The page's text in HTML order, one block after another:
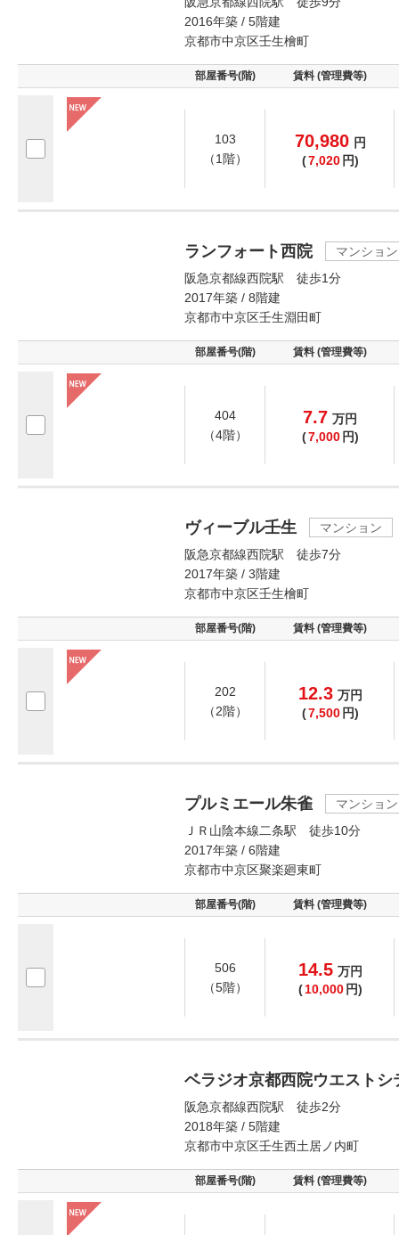
2016年築 / 5階建
京都市中京区壬生檜町
部屋番号(階) 賃料 (管理費等)
103
（1階）
70,980 円
(7,020 円)
ランフォート西院
マンション
阪急京都線西院駅 徒歩1分
2017年築 / 8階建
京都市中京区壬生淵田町
部屋番号(階) 賃料 (管理費等)
404
（4階）
7.7 万円
(7,000 円)
ヴィーブル壬生
マンション
阪急京都線西院駅 徒歩7分
2017年築 / 3階建
京都市中京区壬生檜町
部屋番号(階) 賃料 (管理費等)
202
（2階）
12.3 万円
(7,500 円)
プルミエール朱雀
マンション
ＪＲ山陰本線二条駅 徒歩10分
2017年築 / 6階建
京都市中京区聚楽廻東町
部屋番号(階) 賃料 (管理費等)
506
（5階）
14.5 万円
( 10,000 円)
ベラジオ京都西院ウエストシ
阪急京都線西院駅 徒歩2分
2018年築 / 5階建
京都市中京区壬生西土居ノ内町
部屋番号(階) 賃料 (管理費等)